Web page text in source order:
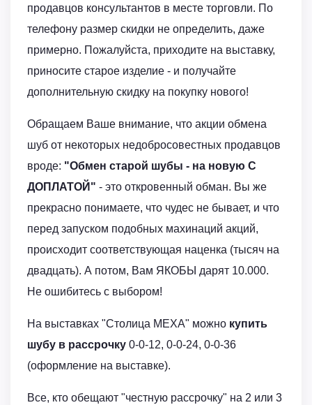
продавцов консультантов в месте торговли. По
телефону размер скидки не определить, даже
примерно. Пожалуйста, приходите на выставку,
приносите старое изделие - и получайте
дополнительную скидку на покупку нового!
Обращаем Ваше внимание, что акции обмена
шуб от некоторых недобросовестных продавцов
вроде: "Обмен старой шубы - на новую С
ДОПЛАТОЙ" - это откровенный обман. Вы же
прекрасно понимаете, что чудес не бывает, и что
перед запуском подобных махинаций акций,
происходит соответствующая наценка (тысяч на
двадцать). А потом, Вам ЯКОБЫ дарят 10.000.
Не ошибитесь с выбором!
На выставках "Столица МЕХА" можно купить
шубу в рассрочку 0-0-12, 0-0-24, 0-0-36
(оформление на выставке).
Все, кто обещают "честную рассрочку" на 2 или 3